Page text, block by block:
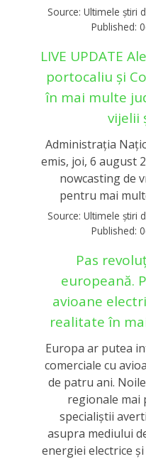
Source: Ultimele știri
Published:
LIVE UPDATE
portocaliu și
în mai multe
vijelii
Administrația
emis, joi, 6 august
nowcasting de
pentru mai
Source: Ultimele știri
Published:
Pas
europeană.
avioane
realitate în
Europa ar putea
comerciale cu
de patru ani.
regionale mai
specialiștii
asupra mediului
energiei electrice